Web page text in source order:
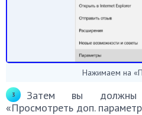
Нажимаем на
Затем вы
«Просмотреть доп.